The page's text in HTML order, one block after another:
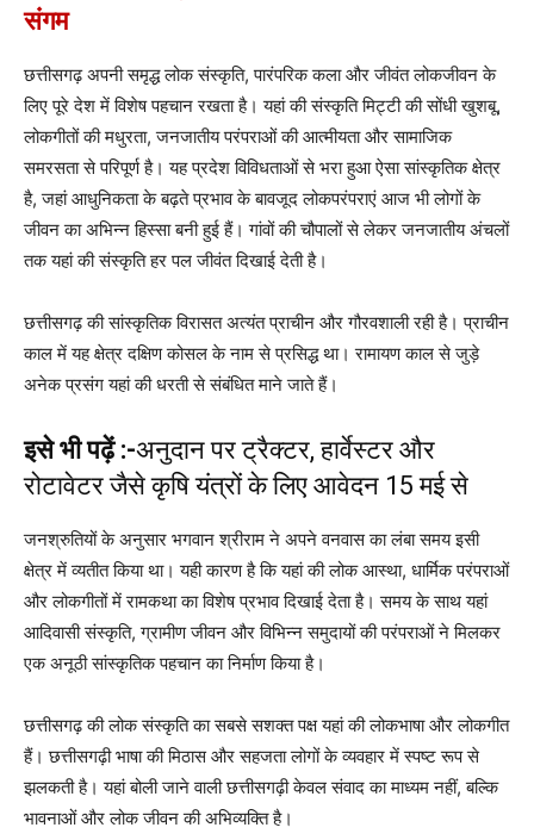
संगम
छत्तीसगढ़ अपनी समृद्ध लोक संस्कृति, पारंपरिक कला और जीवंत लोकजीवन के
लिए पूरे देश में विशेष पहचान रखता है। यहां की संस्कृति मिट्टी की सोंधी खुशबू,
लोकगीतों की मधुरता, जनजातीय परंपराओं की आत्मीयता और सामाजिक
समरसता से परिपूर्ण है। यह प्रदेश विविधताओं से भरा हुआ ऐसा सांस्कृतिक क्षेत्र
है, जहां आधुनिकता के बढ़ते प्रभाव के बावजूद लोकपरंपराएं आज भी लोगों के
जीवन का अभिन्न हिस्सा बनी हुई हैं। गांवों की चौपालों से लेकर जनजातीय अंचलों
तक यहां की संस्कृति हर पल जीवंत दिखाई देती है।
छत्तीसगढ़ की सांस्कृतिक विरासत अत्यंत प्राचीन और गौरवशाली रही है। प्राचीन
काल में यह क्षेत्र दक्षिण कोसल के नाम से प्रसिद्ध था। रामायण काल से जुड़े
अनेक प्रसंग यहां की धरती से संबंधित माने जाते हैं।
इसे भी पढ़ें :-अनुदान पर ट्रैक्टर, हार्वेस्टर और
रोटावेटर जैसे कृषि यंत्रों के लिए आवेदन 15 मई से
जनश्रुतियों के अनुसार भगवान श्रीराम ने अपने वनवास का लंबा समय इसी
क्षेत्र में व्यतीत किया था। यही कारण है कि यहां की लोक आस्था, धार्मिक परंपराओं
और लोकगीतों में रामकथा का विशेष प्रभाव दिखाई देता है। समय के साथ यहां
आदिवासी संस्कृति, ग्रामीण जीवन और विभिन्न समुदायों की परंपराओं ने मिलकर
एक अनूठी सांस्कृतिक पहचान का निर्माण किया है।
छत्तीसगढ़ की लोक संस्कृति का सबसे सशक्त पक्ष यहां की लोकभाषा और लोकगीत
हैं। छत्तीसगढ़ी भाषा की मिठास और सहजता लोगों के व्यवहार में स्पष्ट रूप से
झलकती है। यहां बोली जाने वाली छत्तीसगढ़ी केवल संवाद का माध्यम नहीं, बल्कि
भावनाओं और लोक जीवन की अभिव्यक्ति है।